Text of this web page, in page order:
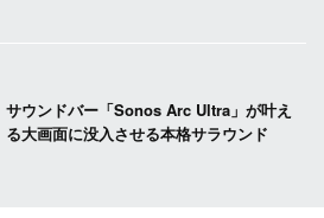
サウンドバー「Sonos Arc Ultra」が叶え
る大画面に没入させる本格サラウンド